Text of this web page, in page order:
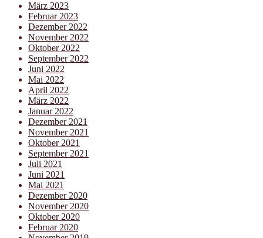
März 2023
Februar 2023
Dezember 2022
November 2022
Oktober 2022
September 2022
Juni 2022
Mai 2022
April 2022
März 2022
Januar 2022
Dezember 2021
November 2021
Oktober 2021
September 2021
Juli 2021
Juni 2021
Mai 2021
Dezember 2020
November 2020
Oktober 2020
Februar 2020